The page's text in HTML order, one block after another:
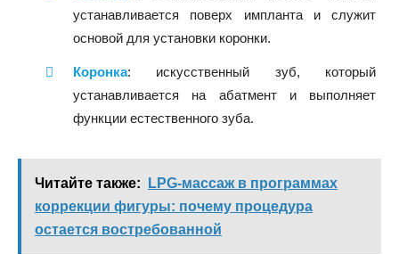
устанавливается поверх импланта и служит
основой для установки коронки.
Коронка: искусственный зуб, который
устанавливается на абатмент и выполняет
функции естественного зуба.
Читайте также:
LPG-массаж в программах
коррекции фигуры: почему процедура
остается востребованной